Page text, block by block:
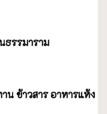
รมาราม
น ข้าวสาร อาหารแห้ง